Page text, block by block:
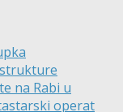
na Rabi u
operat